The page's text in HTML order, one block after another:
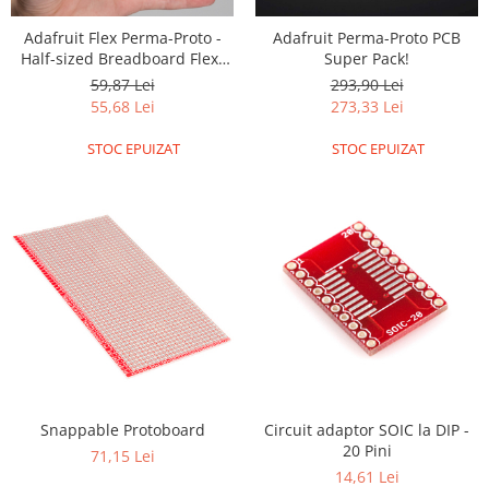
Adafruit Flex Perma-Proto -
Half-sized Breadboard Flex-
PCB
59,87 Lei
55,68 Lei
STOC EPUIZAT
Adafruit Perma-Proto PCB
Super Pack!
293,90 Lei
273,33 Lei
STOC EPUIZAT
Snappable Protoboard
71,15 Lei
Circuit adaptor SOIC la DIP -
20 Pini
14,61 Lei